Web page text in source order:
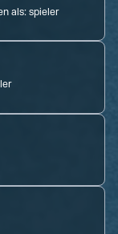
als: spieler